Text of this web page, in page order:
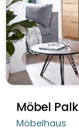
Möbel Palk
Möbelhaus